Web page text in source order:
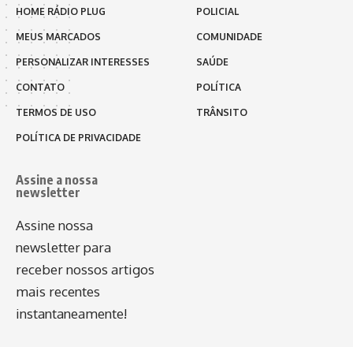
HOME RÁDIO PLUG
MEUS MARCADOS
PERSONALIZAR INTERESSES
CONTATO
TERMOS DE USO
POLÍTICA DE PRIVACIDADE
POLICIAL
COMUNIDADE
SAÚDE
POLÍTICA
TRÂNSITO
Assine a nossa
newsletter
Assine nossa
newsletter para
receber nossos artigos
mais recentes
instantaneamente!